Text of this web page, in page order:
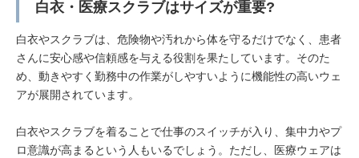
白衣・医療スクラブはサイズが重要?
白衣やスクラブは、危険物や汚れから体を守るだけでなく、患者
さんに安心感や信頼感を与える役割を果たしています。そのた
め、動きやすく勤務中の作業がしやすいように機能性の高いウェ
アが展開されています。
白衣やスクラブを着ることで仕事のスイッチが入り、集中力やプ
ロ意識が高まるという人もいるでしょう。ただし、医療ウェアは